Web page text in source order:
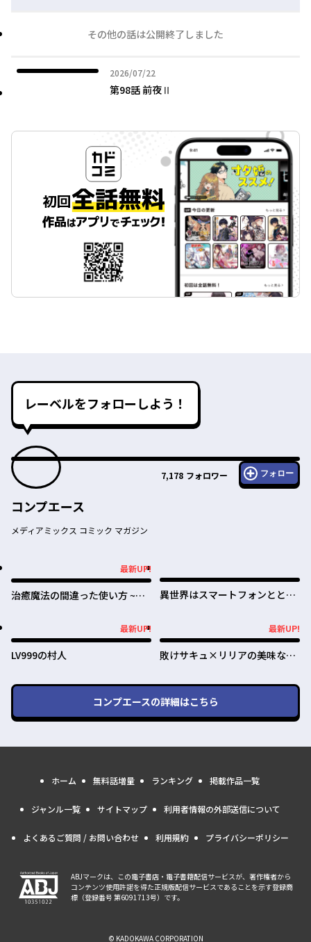
その他の話は公開終了しました
2026/07/22
2026年07月22日
第98話 前夜Ⅱ
レーベルをフォローしよう！
7,178 フォロワー フォロー
コンプエース
メディアミックス コミック マガジン
最新UP!
治癒魔法の間違った使い方 ~戦
異世界はスマートフォンととも
最新UP!
LV999の村人
最新UP!
敗けサキュ×リリアの美味なる
コンプエースの詳細はこちら
ホーム 無料話増量 ランキング 掲載作品一覧
ジャンル一覧 サイトマップ 利用者情報の外部送信について
よくあるご質問 / お問い合わせ 利用規約 プライバシーポリシー
ABJマークは、この電子書店・電子書籍配信サービスが、著作権者から
コンテンツ使用許諾を得た正規版配信サービスであることを示す登録商
標（登録番号 第6091713号）です。
© KADOKAWA CORPORATION